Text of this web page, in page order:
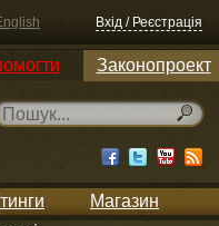
Вхід / Реєстрація
Законопроект
Магазин